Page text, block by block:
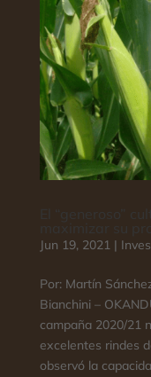
Jun 19, 2021|
Por: Martín
Bianchini –
campaña 2020/21
excelentes rindes
observó la